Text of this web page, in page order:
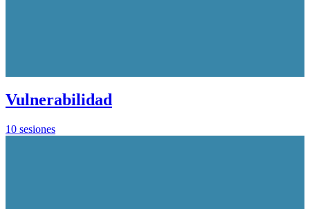
Vulnerabilidad
10 sesiones